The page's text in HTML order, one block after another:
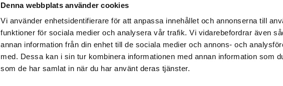
Denna webbplats använder cookies
Vi använder enhetsidentifierare för att anpassa innehållet och annonserna till
funktioner för sociala medier och analysera vår trafik. Vi vidarebefordrar även
annan information från din enhet till de sociala medier och annons- och
med. Dessa kan i sin tur kombinera informationen med annan information som
som de har samlat in när du har använt deras tjänster.
Användarvillkor
Integritetspolicy
Öppettider
Ny kund/användare
Våra varumärken
Leverans- och
Elektronisk
Produktväljare